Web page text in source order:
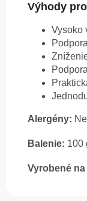
Výhody
Vysoko
Alergény:
Balenie: 100
Vyrobené